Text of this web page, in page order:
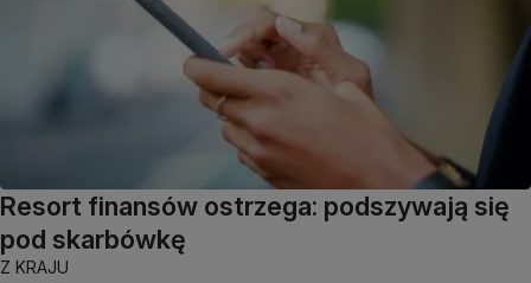
Resort finansów ostrzega: podszywają się
pod skarbówkę
Z KRAJU